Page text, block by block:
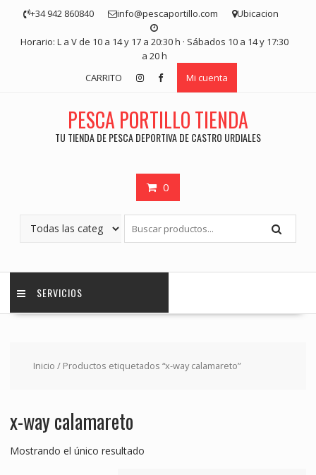
contenido
+34 942 860840 info@pescaportillo.com Ubicacion
Horario: L a V de 10 a 14 y 17 a 20:30 h · Sábados 10 a 14 y 17:30
a 20 h
CARRITO
Mi cuenta
PESCA PORTILLO TIENDA
TU TIENDA DE PESCA DEPORTIVA DE CASTRO URDIALES
0
SERVICIOS
Inicio / Productos etiquetados “x-way calamareto”
x-way calamareto
Mostrando el único resultado